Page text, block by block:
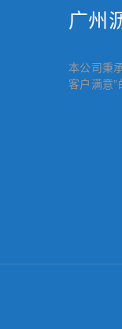
广州
本公司秉
客户满意”